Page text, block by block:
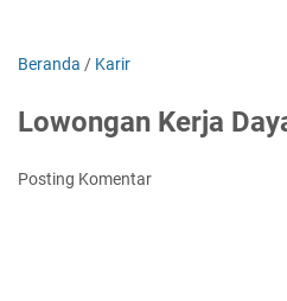
Beranda / Karir
Lowongan Kerja
Posting Komentar